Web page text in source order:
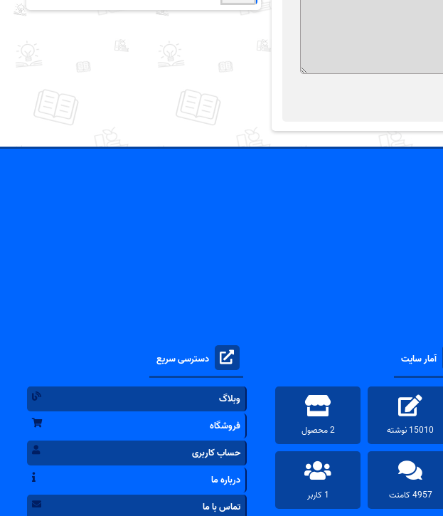
آمار سایت
15010 نوشته 2 محصول
4957 کامنت 1 کاربر
دسترسی سریع
وبلاگ
فروشگاه
حساب کاربری
درباره ما
تماس با ما